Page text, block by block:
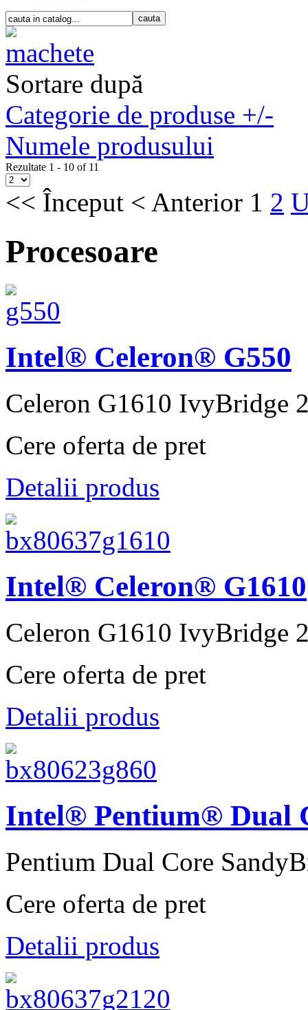
Sortare după
Categorie de produse +/-
Numele produsului
Rezultate 1 - 10 of 11
<< Început < Anterior 1 2
Procesoare
Intel® Celeron® G550
Celeron G1610 IvyBridge
Cere oferta de pret
Detalii produs
Intel® Celeron® G1610
Celeron G1610 IvyBridge
Cere oferta de pret
Detalii produs
Intel® Pentium® Dual
Pentium Dual Core
Cere oferta de pret
Detalii produs